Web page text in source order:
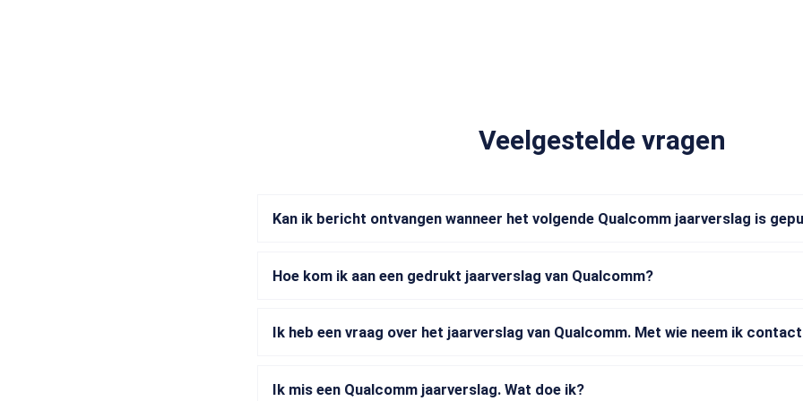
Veelgestelde vragen
Kan ik bericht ontvangen wanneer het volgende Qualcomm jaarverslag is
Hoe kom ik aan een gedrukt jaarverslag van Qualcomm?
Ik heb een vraag over het jaarverslag van Qualcomm. Met wie neem ik
Ik mis een Qualcomm jaarverslag. Wat doe ik?